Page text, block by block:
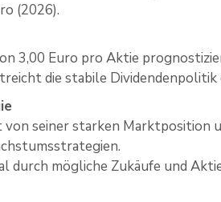
(2026).
3,00 Euro pro Aktie
die stabile Dividendenpolitik
seiner starken Marktposition
durch mögliche Zukäufe und